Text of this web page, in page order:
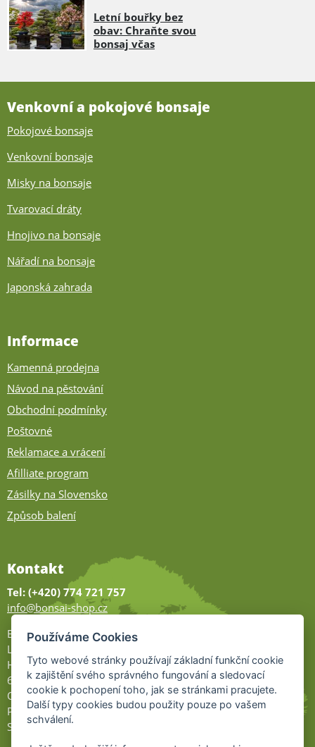
Letní bouřky bez
obav: Chraňte svou
bonsaj včas
Venkovní a pokojové bonsaje
Pokojové bonsaje
Venkovní bonsaje
Misky na bonsaje
Tvarovací dráty
Hnojivo na bonsaje
Nářadí na bonsaje
Japonská zahrada
Informace
Kamenná prodejna
Návod na pěstování
Obchodní podmínky
Poštovné
Reklamace a vrácení
Afilliate program
Zásilky na Slovensko
Způsob balení
Kontakt
Tel: (+420) 774 721 757
info@bonsai-shop.cz
Bonsai-shop
Legionářů 2
Hodonín
695 01
Otevřeno:
Po-Pá 9-17
So 9-11:30
Používáme Cookies
Tyto webové stránky používají základní funkční cookie
k zajištění svého správného fungování a sledovací
cookie k pochopení toho, jak se stránkami pracujete.
Další typy cookies budou použity pouze po vašem
schválení.